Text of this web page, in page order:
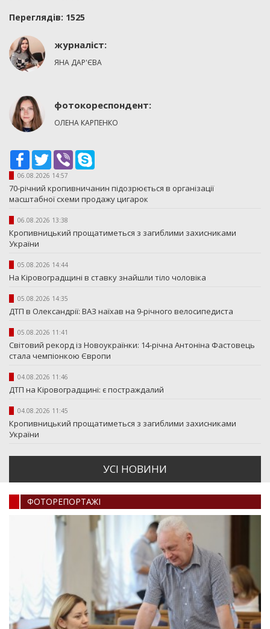
Переглядiв: 1525
журналіст:
ЯНА ДАР'ЄВА
фотокореспондент:
ОЛЕНА КАРПЕНКО
Facebook
TwitterViber
06.08.2026 14:57
70-річний кропивничанин підозрюється в організації
масштабної схеми продажу цигарок
06.08.2026 13:38
Кропивницький прощатиметься з загиблими захисниками
України
05.08.2026 14:44
На Кіровоградщині в ставку знайшли тіло чоловіка
05.08.2026 14:35
ДТП в Олександрії: ВАЗ наїхав на 9-річного велосипедиста
05.08.2026 11:41
Світовий рекорд із Новоукраїнки: 14-річна Антоніна Фастовець
стала чемпіонкою Європи
04.08.2026 11:46
ДТП на Кіровоградщині: є постраждалий
04.08.2026 11:45
Кропивницький прощатиметься з загиблими захисниками
України
УСI НОВИНИ
ФОТОРЕПОРТАЖI